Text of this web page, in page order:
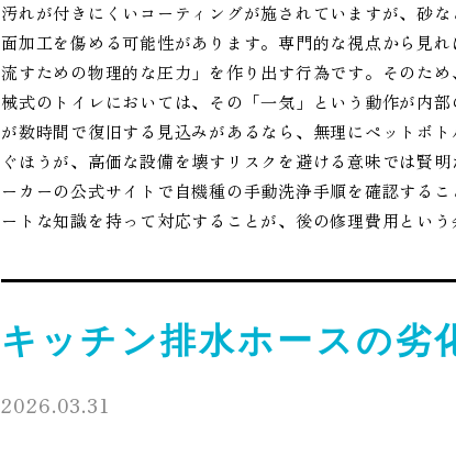
汚れが付きにくいコーティングが施されていますが、砂
面加工を傷める可能性があります。専門的な視点から見
流すための物理的な圧力」を作り出す行為です。そのた
械式のトイレにおいては、その「一気」という動作が内
が数時間で復旧する見込みがあるなら、無理にペットボ
ぐほうが、高価な設備を壊すリスクを避ける意味では賢
ーカーの公式サイトで自機種の手動洗浄手順を確認する
ートな知識を持って対応することが、後の修理費用とい
キッチン排水ホースの劣
2026.03.31